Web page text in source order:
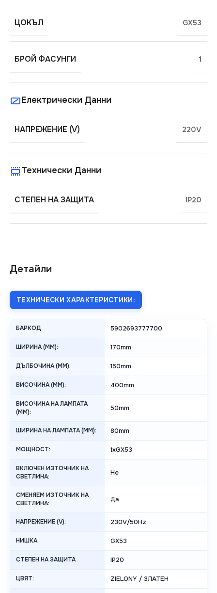
Детайли
ТЕХНИЧЕСКИ ХАРАКТЕРИСТИКИ:
БАРКОД 5902693777700
ШИРИНА (MM): 170mm
ДЪЛБОЧИНА (MM): 150mm
ВИСОЧИНА (MM): 400mm
ВИСОЧИНА НА ЛАМПАТА
(MM):
50mm
ШИРИНА НА ЛАМПАТА (MM): 80mm
МОЩНОСТ: 1xGX53
ВКЛЮЧЕН ИЗТОЧНИК НА
СВЕТЛИНА:
Не
СМЕНЯЕМ ИЗТОЧНИК НА
СВЕТЛИНА:
Да
НАПРЕЖЕНИЕ (V): 230V/50Hz
НИШКА: GX53
СТЕПЕН НА ЗАЩИТА IP20
ЦВЯТ: ZIELONY / ЗЛАТЕН
ЦОКЪЛ GX53
БРОЙ ФАСУНГИ 1
Електрически Данни
НАПРЕЖЕНИЕ (V) 220V
Технически Данни
СТЕПЕН НА ЗАЩИТА IP20